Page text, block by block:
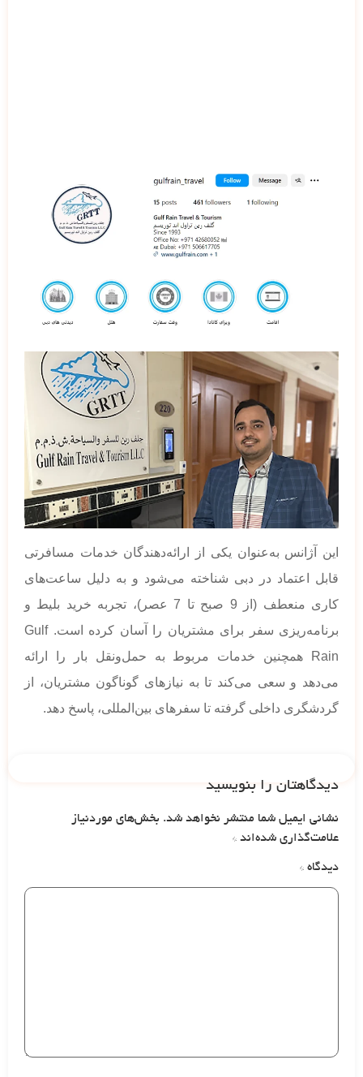
این آژانس به‌عنوان یکی از ارائه‌دهندگان خدمات مسافرتی
قابل اعتماد در دبی شناخته می‌شود و به دلیل ساعت‌های
کاری منعطف (از 9 صبح تا 7 عصر)، تجربه خرید بلیط و
برنامه‌ریزی سفر برای مشتریان را آسان کرده است. Gulf
Rain همچنین خدمات مربوط به حمل‌ونقل بار را ارائه
می‌دهد و سعی می‌کند تا به نیازهای گوناگون مشتریان، از
گردشگری داخلی گرفته تا سفرهای بین‌المللی، پاسخ دهد.
دیدگاهتان را بنویسید
نشانی ایمیل شما منتشر نخواهد شد. بخش‌های موردنیاز
علامت‌گذاری شده‌اند *
دیدگاه *